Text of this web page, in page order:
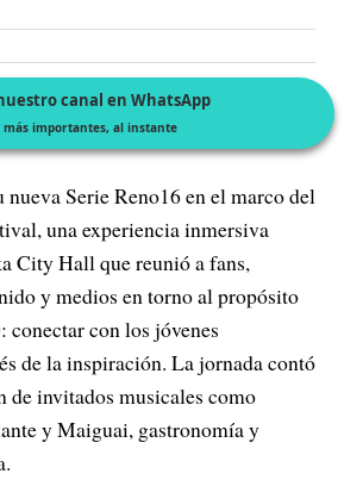
canal en WhatsApp
más importantes, al instante
nueva Serie Reno16 en el marco del
una experiencia inmersiva
City Hall que reunió a fans,
y medios en torno al propósito
conectar con los jóvenes
de la inspiración. La jornada contó
de invitados musicales como
y Maiguai, gastronomía y